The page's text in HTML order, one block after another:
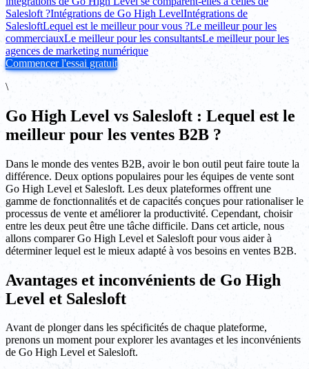
Salesloft ?Intégrations de Go High LevelIntégrations de
SalesloftLequel est le meilleur pour vous ?Le meilleur pour les
commerciauxLe meilleur pour les consultantsLe meilleur pour les
agences de marketing numérique
Commencer l'essai gratuit
\
Go High Level vs Salesloft : Lequel est le
meilleur pour les ventes B2B ?
Dans le monde des ventes B2B, avoir le bon outil peut faire toute la
différence. Deux options populaires pour les équipes de vente sont
Go High Level et Salesloft. Les deux plateformes offrent une
gamme de fonctionnalités et de capacités conçues pour rationaliser le
processus de vente et améliorer la productivité. Cependant, choisir
entre les deux peut être une tâche difficile. Dans cet article, nous
allons comparer Go High Level et Salesloft pour vous aider à
déterminer lequel est le mieux adapté à vos besoins en ventes B2B.
Avantages et inconvénients de Go High
Level et Salesloft
Avant de plonger dans les spécificités de chaque plateforme,
prenons un moment pour explorer les avantages et les inconvénients
de Go High Level et Salesloft.